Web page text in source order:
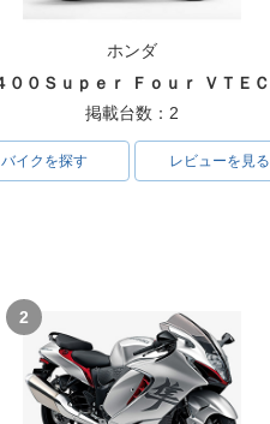
ホンダ
掲載台数：2
バイクを探す レビューを見る
2